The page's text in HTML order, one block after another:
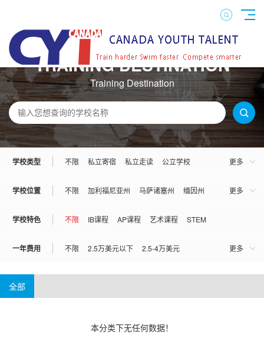
TRAINING DESTINATION
Training Destination
学校类型 更多
不限 私立寄宿 私立走读
公立学校
学校位置 更多
不限 加利福尼亚州 马萨诸塞州
缅因州
俄勒冈州
俄克拉荷马州 犹他州
学校特色 不限 IB课程 AP课程 艺术课程 STEM
一年费用 更多
不限 2.5万美元以下
2.5-4万美元
全部
本分类下无任何数据！